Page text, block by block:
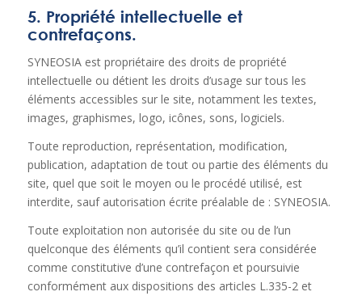
5. Propriété intellectuelle et
contrefaçons.
SYNEOSIA est propriétaire des droits de propriété
intellectuelle ou détient les droits d’usage sur tous les
éléments accessibles sur le site, notamment les textes,
images, graphismes, logo, icônes, sons, logiciels.
Toute reproduction, représentation, modification,
publication, adaptation de tout ou partie des éléments du
site, quel que soit le moyen ou le procédé utilisé, est
interdite, sauf autorisation écrite préalable de : SYNEOSIA.
Toute exploitation non autorisée du site ou de l’un
quelconque des éléments qu’il contient sera considérée
comme constitutive d’une contrefaçon et poursuivie
conformément aux dispositions des articles L.335-2 et